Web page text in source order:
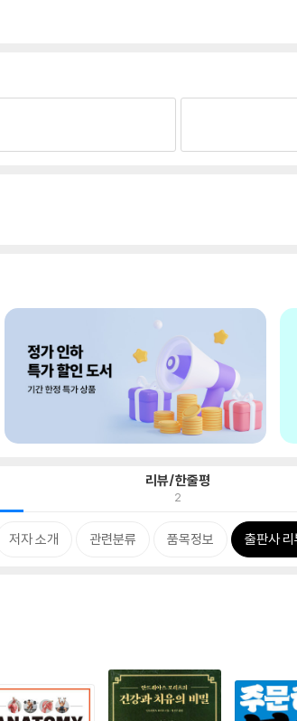
리뷰/한줄평
2
저자 소개 관련분류 품목정보 출판사 리